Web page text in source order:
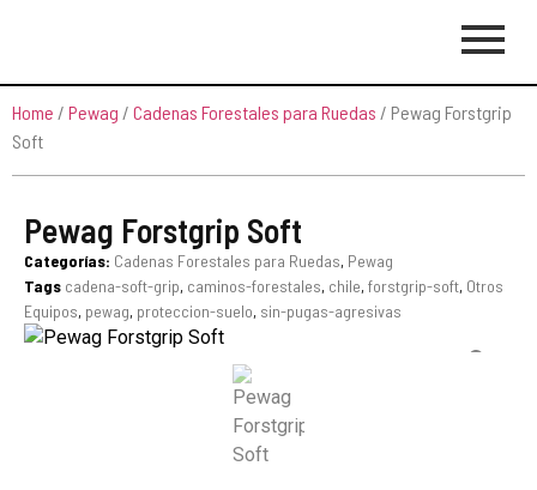
Home / Pewag / Cadenas Forestales para Ruedas / Pewag Forstgrip
Soft
Pewag Forstgrip Soft
Categorías: Cadenas Forestales para Ruedas, Pewag
Tags cadena-soft-grip, caminos-forestales, chile, forstgrip-soft, Otros
Equipos, pewag, proteccion-suelo, sin-pugas-agresivas